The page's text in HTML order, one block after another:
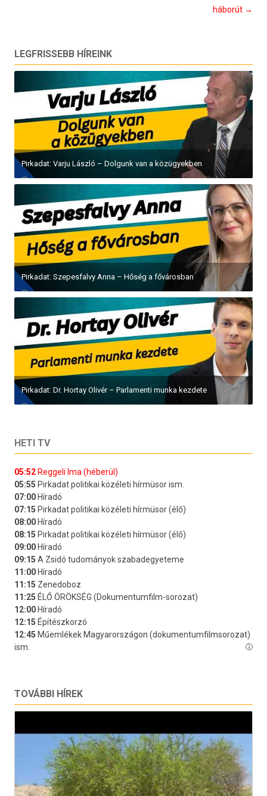
háborút →
LEGFRISSEBB HÍREINK
Pirkadat: Varju László – Dolgunk van a közügyekben
Pirkadat: Szepesfalvy Anna – Hőség a fővárosban
Pirkadat: Dr. Hortay Olivér – Parlamenti munka kezdete
HETI TV
TOVÁBBI HÍREK